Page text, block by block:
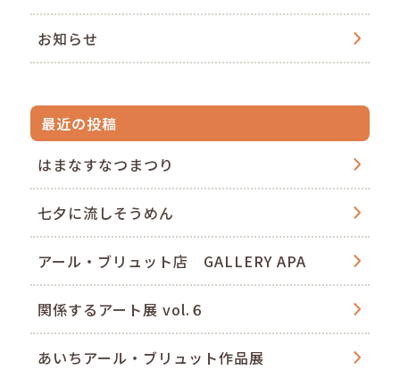
お知らせ
最近の投稿
はまなすなつまつり
七夕に流しそうめん
アール・ブリュット店 GALLERY APA
関係するアート展 vol.６
あいちアール・ブリュット作品展